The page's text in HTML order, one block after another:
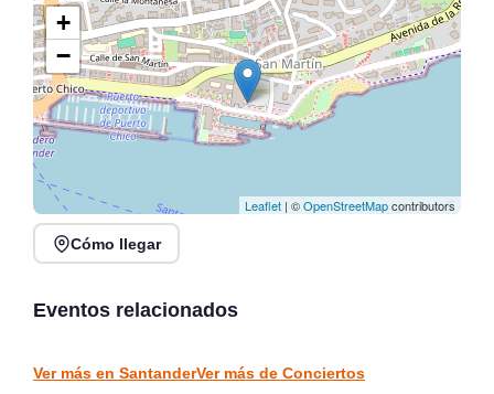
+
−
Leaflet | ©OpenStreetMapcontributors
Cómo llegar
Eventos relacionados
Conciertos de la Atalaya
Laredo
Ver más en SantanderVer más de Conciertos